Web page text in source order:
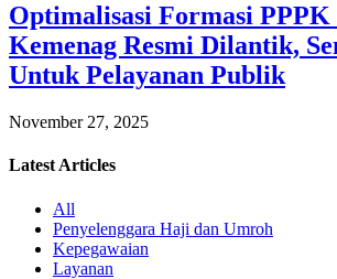
Optimalisasi Formasi PPPK
Kemenag Resmi Dilantik,
Untuk Pelayanan Publik
November 27, 2025
Latest Articles
All
Penyelenggara Haji dan Umroh
Kepegawaian
Layanan